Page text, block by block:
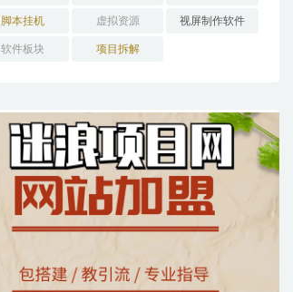
脚本挂机 虚拟资源 视屏制作软件
软件板块 项目拆解